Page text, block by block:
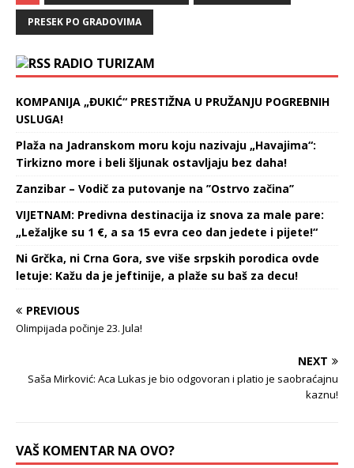
PRESEK PO GRADOVIMA
RADIO TURIZAM
KOMPANIJA „ĐUKIĆ“ PRESTIŽNA U PRUŽANJU POGREBNIH
USLUGA!
Plaža na Jadranskom moru koju nazivaju „Havajima“:
Tirkizno more i beli šljunak ostavljaju bez daha!
Zanzibar – Vodič za putovanje na ’’Ostrvo začina’’
VIJETNAM: Predivna destinacija iz snova za male pare:
„Ležaljke su 1 €, a sa 15 evra ceo dan jedete i pijete!“
Ni Grčka, ni Crna Gora, sve više srpskih porodica ovde
letuje: Kažu da je jeftinije, a plaže su baš za decu!
PREVIOUS
Olimpijada počinje 23. Jula!
NEXT
Saša Mirković: Aca Lukas je bio odgovoran i platio je saobraćajnu
kaznu!
VAŠ KOMENTAR NA OVO?